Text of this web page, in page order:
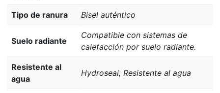
Tipo de ranura Bisel auténtico
Suelo radiante
Compatible con sistemas de
calefacción por suelo radiante.
Resistente al
agua
Hydroseal, Resistente al agua